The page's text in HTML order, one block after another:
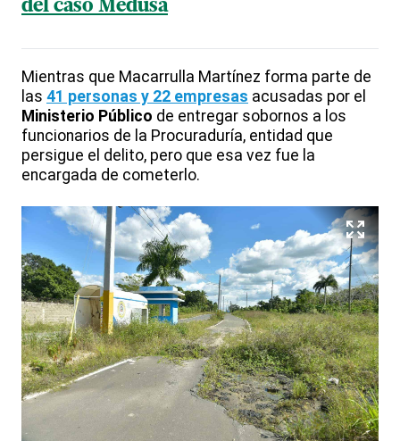
del caso Medusa
Mientras que Macarrulla Martínez forma parte de
las 41 personas y 22 empresas acusadas por el
Ministerio Público de entregar sobornos a los
funcionarios de la Procuraduría, entidad que
persigue el delito, pero que esa vez fue la
encargada de cometerlo.